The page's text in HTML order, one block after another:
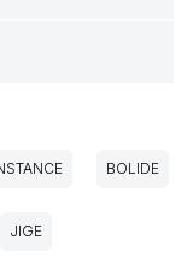
BOLIDE
JIGE